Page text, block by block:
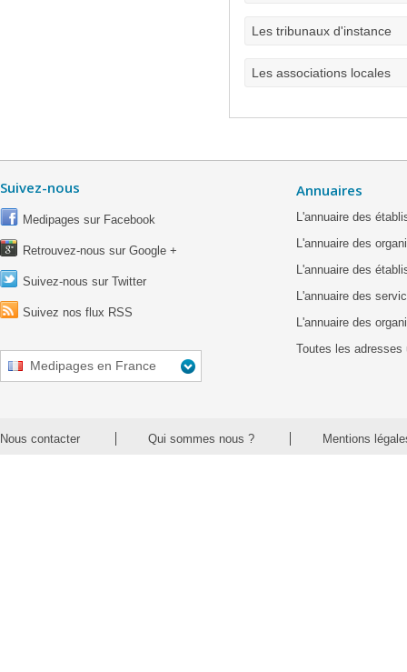
Les tribunaux d'instance
Les associations locales
Suivez-nous
Medipages sur Facebook
Retrouvez-nous sur Google +
Suivez-nous sur Twitter
Suivez nos flux RSS
Medipages en France
Annuaires
L'annuaire des
L'annuaire des
L'annuaire des
L'annuaire des
L'annuaire des
Toutes les adresses
Nous contacter Qui sommes nous ? Mentions